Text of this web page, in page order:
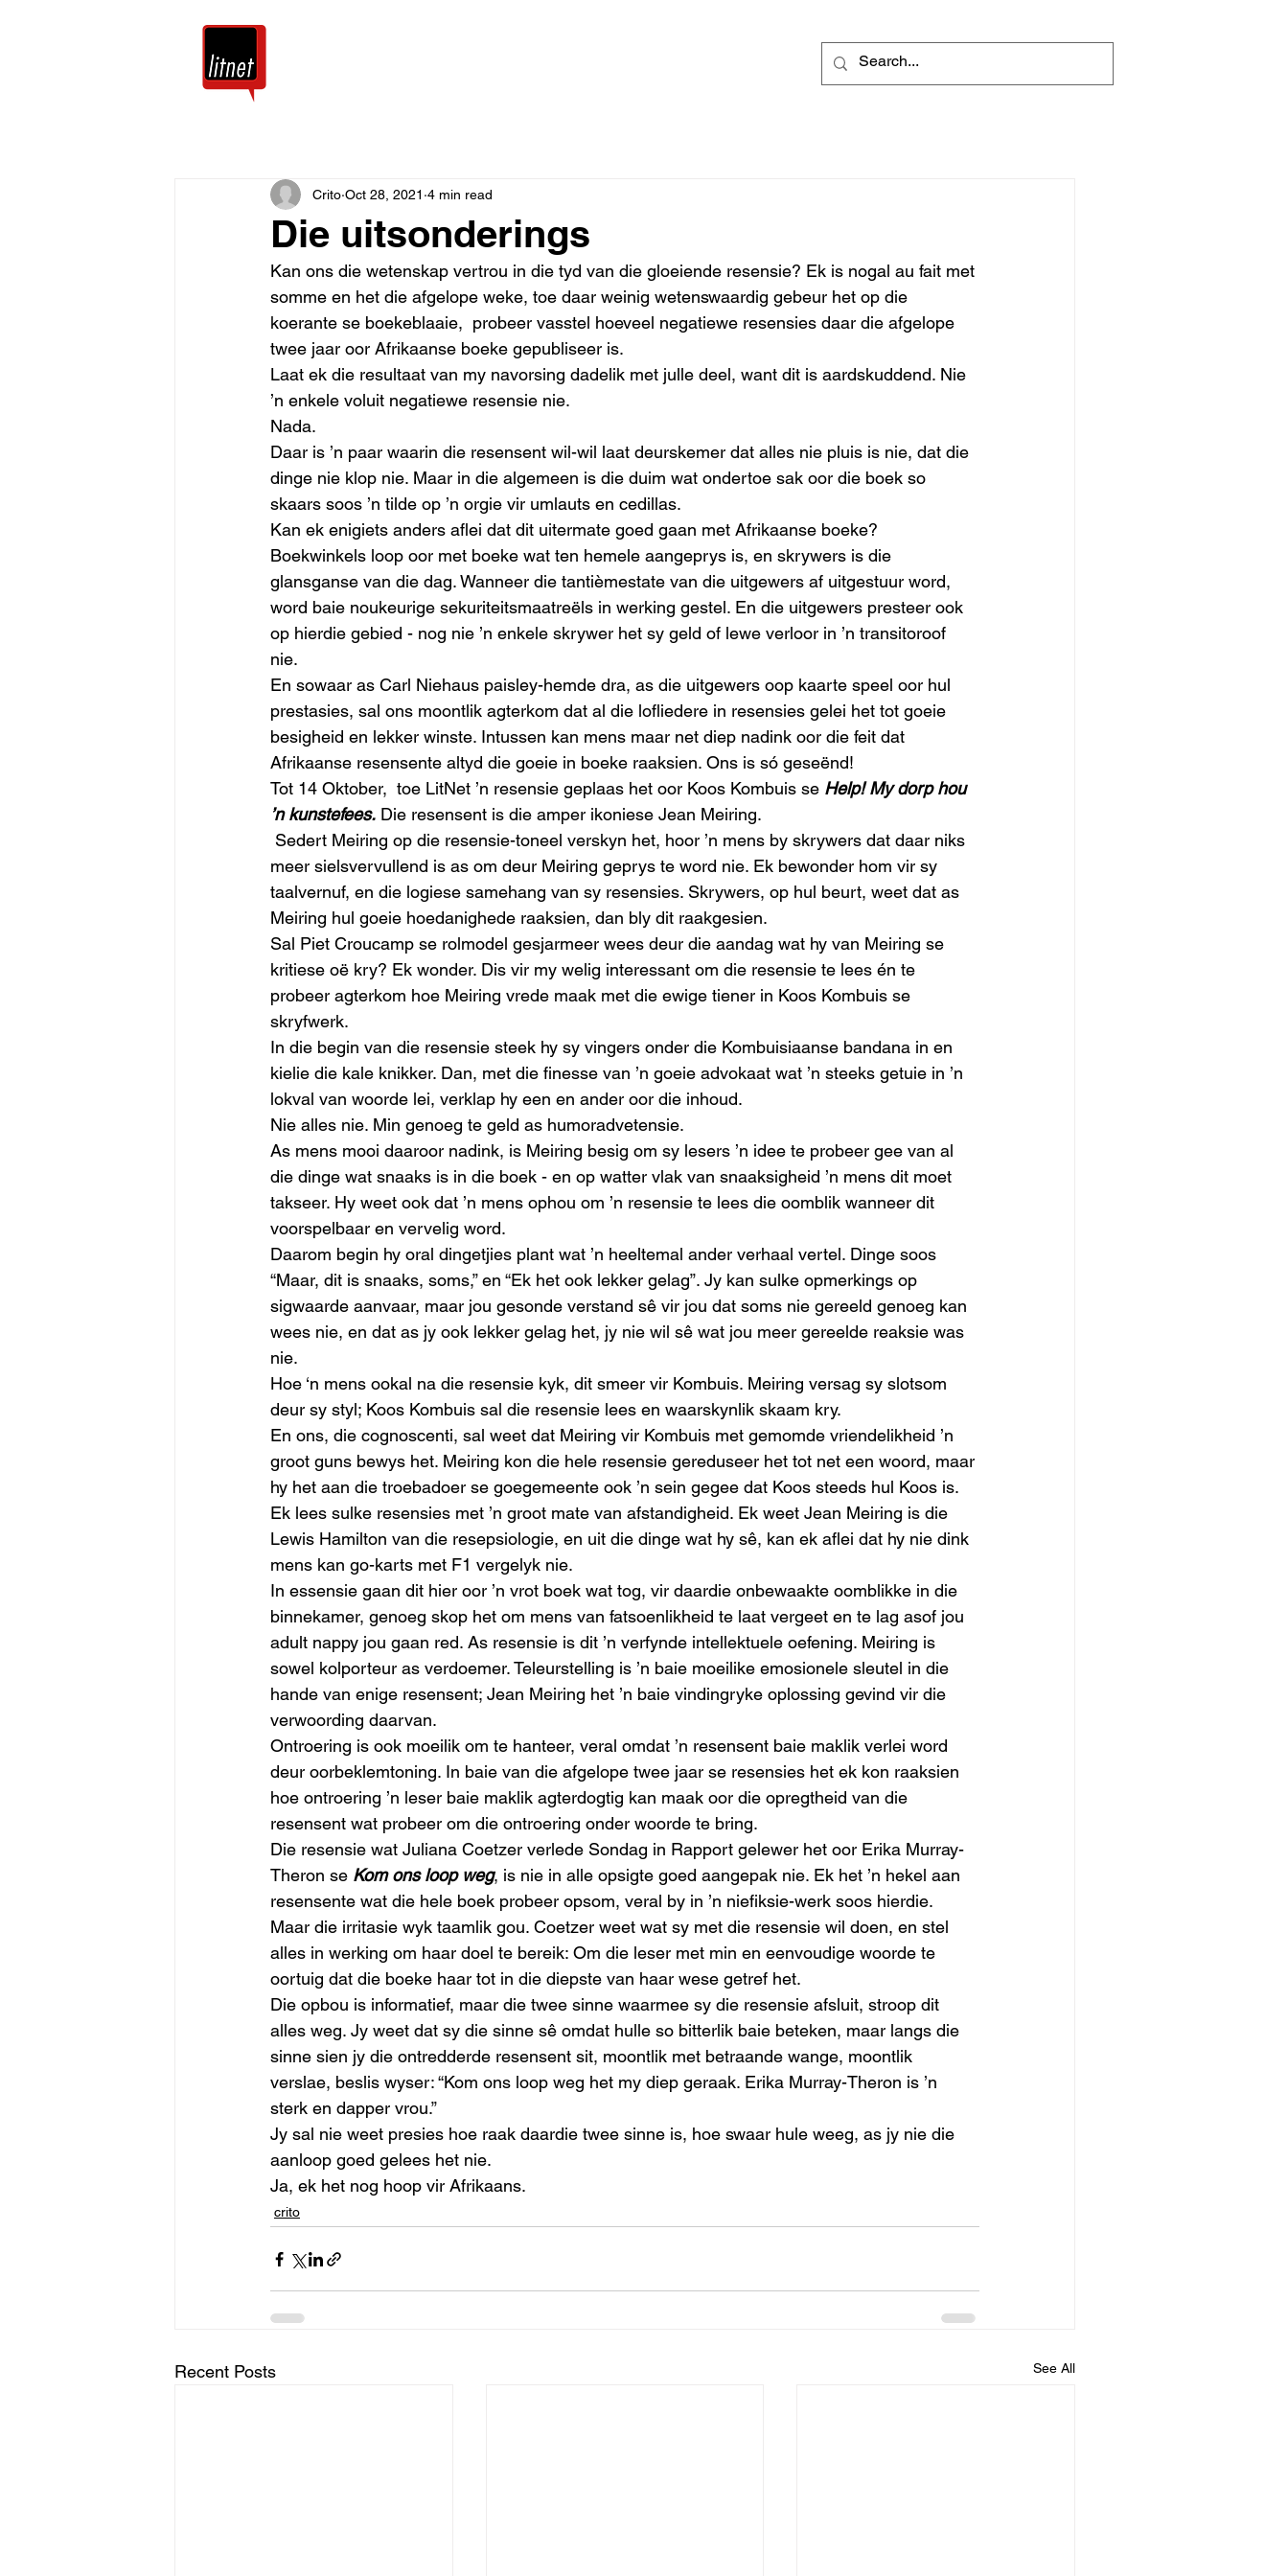
Die uitsonderings
Crito Oct 28, 2021 4 min read
Kan ons die wetenskap vertrou in die tyd van die gloeiende resensie? Ek is nogal au fait met
somme en het die afgelope weke, toe daar weinig wetenswaardig gebeur het op die
koerante se boekeblaaie,  probeer vasstel hoeveel negatiewe resensies daar die afgelope
twee jaar oor Afrikaanse boeke gepubliseer is.
Laat ek die resultaat van my navorsing dadelik met julle deel, want dit is aardskuddend. Nie
’n enkele voluit negatiewe resensie nie.
Nada.
Daar is ’n paar waarin die resensent wil-wil laat deurskemer dat alles nie pluis is nie, dat die
dinge nie klop nie. Maar in die algemeen is die duim wat ondertoe sak oor die boek so
skaars soos ’n tilde op ’n orgie vir umlauts en cedillas.
Kan ek enigiets anders aflei dat dit uitermate goed gaan met Afrikaanse boeke?
Boekwinkels loop oor met boeke wat ten hemele aangeprys is, en skrywers is die
glansganse van die dag. Wanneer die tantièmestate van die uitgewers af uitgestuur word,
word baie noukeurige sekuriteitsmaatreëls in werking gestel. En die uitgewers presteer ook
op hierdie gebied - nog nie ’n enkele skrywer het sy geld of lewe verloor in ’n transitoroof
nie.
En sowaar as Carl Niehaus paisley-hemde dra, as die uitgewers oop kaarte speel oor hul
prestasies, sal ons moontlik agterkom dat al die lofliedere in resensies gelei het tot goeie
besigheid en lekker winste. Intussen kan mens maar net diep nadink oor die feit dat
Afrikaanse resensente altyd die goeie in boeke raaksien. Ons is só geseënd!
Tot 14 Oktober,  toe LitNet ’n resensie geplaas het oor Koos Kombuis se Help! My dorp hou
’n kunstefees. Die resensent is die amper ikoniese Jean Meiring.
meer sielsvervullend is as om deur Meiring geprys te word nie. Ek bewonder hom vir sy
taalvernuf, en die logiese samehang van sy resensies. Skrywers, op hul beurt, weet dat as
Meiring hul goeie hoedanighede raaksien, dan bly dit raakgesien.
Sal Piet Croucamp se rolmodel gesjarmeer wees deur die aandag wat hy van Meiring se
kritiese oë kry? Ek wonder. Dis vir my welig interessant om die resensie te lees én te
probeer agterkom hoe Meiring vrede maak met die ewige tiener in Koos Kombuis se
skryfwerk.
In die begin van die resensie steek hy sy vingers onder die Kombuisiaanse bandana in en
kielie die kale knikker. Dan, met die finesse van ’n goeie advokaat wat ’n steeks getuie in ’n
lokval van woorde lei, verklap hy een en ander oor die inhoud.
Nie alles nie. Min genoeg te geld as humoradvetensie.
As mens mooi daaroor nadink, is Meiring besig om sy lesers ’n idee te probeer gee van al
die dinge wat snaaks is in die boek - en op watter vlak van snaaksigheid ’n mens dit moet
takseer. Hy weet ook dat ’n mens ophou om ’n resensie te lees die oomblik wanneer dit
voorspelbaar en vervelig word.
Daarom begin hy oral dingetjies plant wat ’n heeltemal ander verhaal vertel. Dinge soos
“Maar, dit is snaaks, soms,” en “Ek het ook lekker gelag”. Jy kan sulke opmerkings op
sigwaarde aanvaar, maar jou gesonde verstand sê vir jou dat soms nie gereeld genoeg kan
wees nie, en dat as jy ook lekker gelag het, jy nie wil sê wat jou meer gereelde reaksie was
nie.
Hoe ‘n mens ookal na die resensie kyk, dit smeer vir Kombuis. Meiring versag sy slotsom
deur sy styl; Koos Kombuis sal die resensie lees en waarskynlik skaam kry.
En ons, die cognoscenti, sal weet dat Meiring vir Kombuis met gemomde vriendelikheid ’n
groot guns bewys het. Meiring kon die hele resensie gereduseer het tot net een woord, maar
hy het aan die troebadoer se goegemeente ook ’n sein gegee dat Koos steeds hul Koos is.
Ek lees sulke resensies met ’n groot mate van afstandigheid. Ek weet Jean Meiring is die
Lewis Hamilton van die resepsiologie, en uit die dinge wat hy sê, kan ek aflei dat hy nie dink
mens kan go-karts met F1 vergelyk nie.
In essensie gaan dit hier oor ’n vrot boek wat tog, vir daardie onbewaakte oomblikke in die
binnekamer, genoeg skop het om mens van fatsoenlikheid te laat vergeet en te lag asof jou
adult nappy jou gaan red. As resensie is dit ’n verfynde intellektuele oefening. Meiring is
sowel kolporteur as verdoemer. Teleurstelling is ’n baie moeilike emosionele sleutel in die
hande van enige resensent; Jean Meiring het ’n baie vindingryke oplossing gevind vir die
verwoording daarvan.
Ontroering is ook moeilik om te hanteer, veral omdat ’n resensent baie maklik verlei word
deur oorbeklemtoning. In baie van die afgelope twee jaar se resensies het ek kon raaksien
hoe ontroering ’n leser baie maklik agterdogtig kan maak oor die opregtheid van die
resensent wat probeer om die ontroering onder woorde te bring.
Die resensie wat Juliana Coetzer verlede Sondag in Rapport gelewer het oor Erika Murray-
Theron se Kom ons loop weg, is nie in alle opsigte goed aangepak nie. Ek het ’n hekel aan
resensente wat die hele boek probeer opsom, veral by in ’n niefiksie-werk soos hierdie.
Maar die irritasie wyk taamlik gou. Coetzer weet wat sy met die resensie wil doen, en stel
alles in werking om haar doel te bereik: Om die leser met min en eenvoudige woorde te
oortuig dat die boeke haar tot in die diepste van haar wese getref het.
Die opbou is informatief, maar die twee sinne waarmee sy die resensie afsluit, stroop dit
alles weg. Jy weet dat sy die sinne sê omdat hulle so bitterlik baie beteken, maar langs die
sinne sien jy die ontredderde resensent sit, moontlik met betraande wange, moontlik
verslae, beslis wyser: “Kom ons loop weg het my diep geraak. Erika Murray-Theron is ’n
sterk en dapper vrou.”
Jy sal nie weet presies hoe raak daardie twee sinne is, hoe swaar hule weeg, as jy nie die
aanloop goed gelees het nie.
Ja, ek het nog hoop vir Afrikaans.
crito
Recent Posts See All